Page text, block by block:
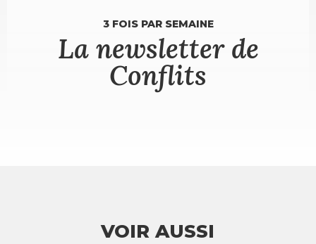
3 FOIS PAR SEMAINE
La newsletter de
Conflits
VOIR AUSSI